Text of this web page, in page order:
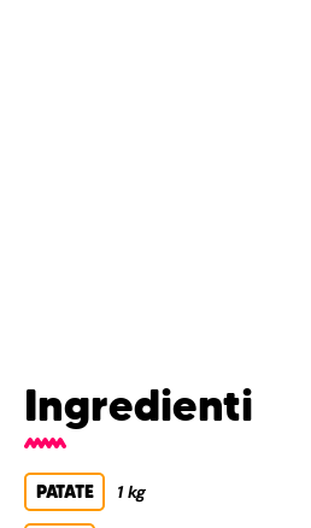
Ingredienti
PATATE 1 kg